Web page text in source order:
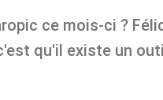
ce mois-ci ?
qu'il existe un